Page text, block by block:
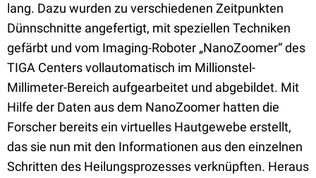
lang. Dazu wurden zu verschiedenen Zeitpunkten
Dünnschnitte angefertigt, mit speziellen Techniken
gefärbt und vom Imaging-Roboter „NanoZoomer“ des
TIGA Centers vollautomatisch im Millionstel-
Millimeter-Bereich aufgearbeitet und abgebildet. Mit
Hilfe der Daten aus dem NanoZoomer hatten die
Forscher bereits ein virtuelles Hautgewebe erstellt,
das sie nun mit den Informationen aus den einzelnen
Schritten des Heilungsprozesses verknüpften. Heraus